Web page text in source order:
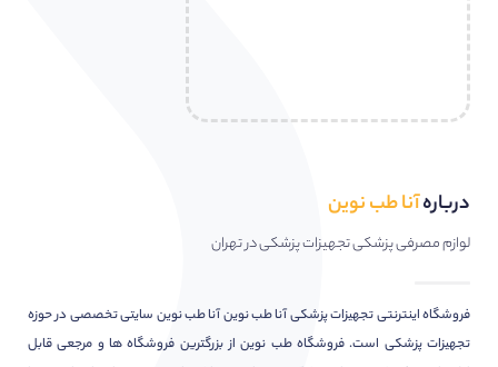
دربارهآنا طب نوین
لوازم مصرفی پزشکی تجهیزات پزشکی در تهران
فروشگاه اینترنتی تجهیزات پزشکی آنا طب نوین آنا طب نوین سایتی تخصصی در حوزه
تجهیزات پزشکی است. فروشگاه طب نوین از بزرگترین فروشگاه ها و مرجعی قابل